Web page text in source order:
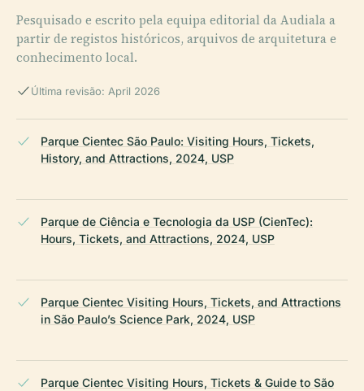
Pesquisado e escrito pela equipa editorial da Audiala a
partir de registos históricos, arquivos de arquitetura e
conhecimento local.
Última revisão: April 2026
Parque Cientec São Paulo: Visiting Hours, Tickets,
History, and Attractions, 2024, USP
Parque de Ciência e Tecnologia da USP (CienTec):
Hours, Tickets, and Attractions, 2024, USP
Parque Cientec Visiting Hours, Tickets, and Attractions
in São Paulo’s Science Park, 2024, USP
Parque Cientec Visiting Hours, Tickets & Guide to São